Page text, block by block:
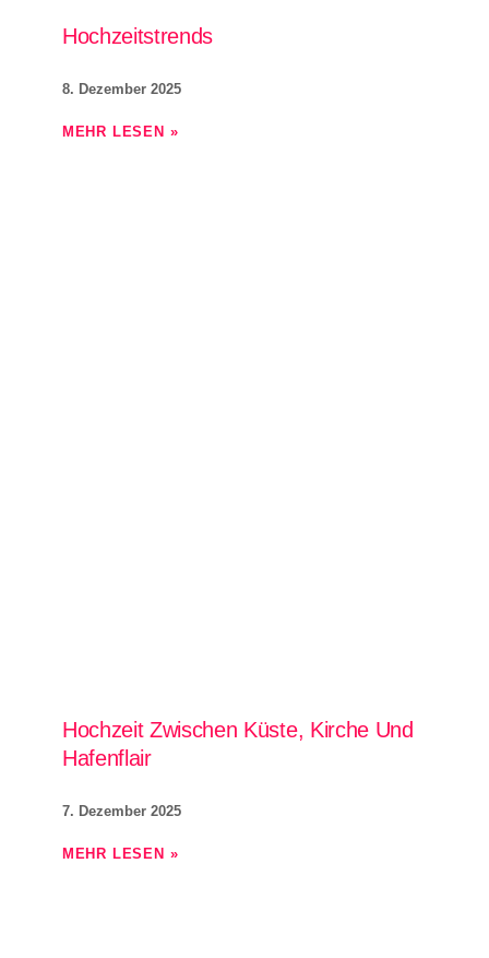
Hochzeitstrends
8. Dezember 2025
MEHR LESEN »
Hochzeit Zwischen Küste, Kirche Und
Hafenflair
7. Dezember 2025
MEHR LESEN »